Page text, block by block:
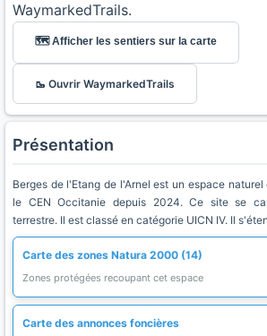
WaymarkedTrails.
🗺️ Afficher les sentiers sur la carte
🥾 Ouvrir WaymarkedTrails
Présentation
Berges de l'Etang de l'Arnel est un espace
le CEN Occitanie depuis 2024. Ce site se
terrestre. Il est classé en catégorie UICN IV. Il
Carte des zones Natura 2000 (14)
Zones protégées recoupant cet espace
Carte des annonces foncières